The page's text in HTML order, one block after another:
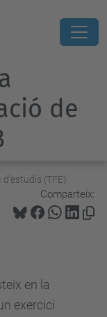
de
d'estudis (TFE)
Comparteix:
en la
exercici